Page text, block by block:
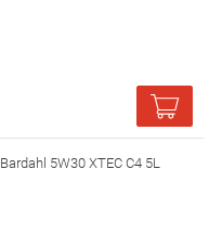
Bardahl 5W30 XTEC C4 5L